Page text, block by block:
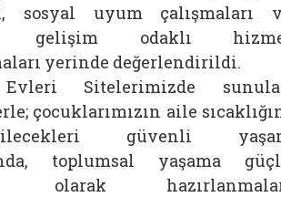
sosyal uyum çalışmaları
gelişim odaklı
yerinde değerlendirildi.
Sitelerimizde
çocuklarımızın aile
güvenli
toplumsal yaşama
olarak